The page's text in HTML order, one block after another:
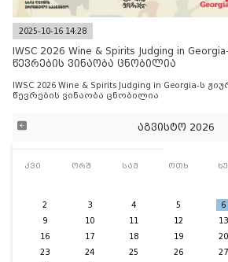
2025-10-16 14:28
IWSC 2026 Wine & Spirits Judging in
წევრების ვინაობა ცნობილია
IWSC 2026 Wine & Spirits Judging in Georgia-ს
წევრების ვინაობა ცნობილია
აგვისტო 2026
კვი ორშ სამ ოთხ
2
3 4 5 6
9
10 11 12 13
16
17 18 19 20
23
24 25 26 27